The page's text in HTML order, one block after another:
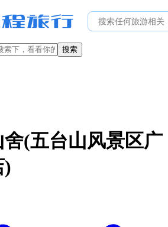
搜索
舍(五台山风景区广
)